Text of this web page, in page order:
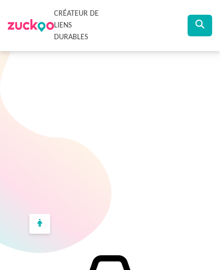
CRÉATEUR DE
LIENS
DURABLES